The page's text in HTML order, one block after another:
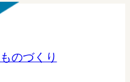
のづくり